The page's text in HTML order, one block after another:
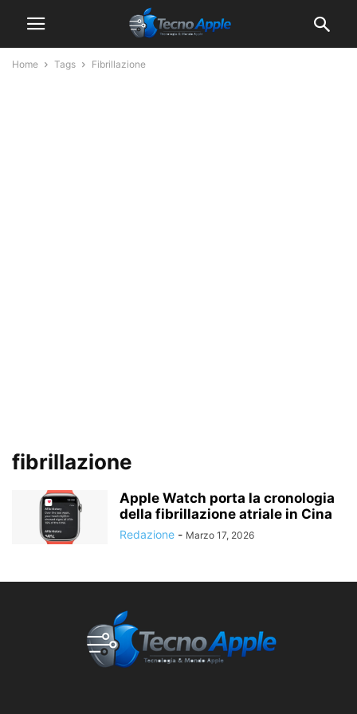
Home Tags Fibrillazione
fibrillazione
Apple Watch porta la cronologia
della fibrillazione atriale in Cina
Redazione - Marzo 17, 2026